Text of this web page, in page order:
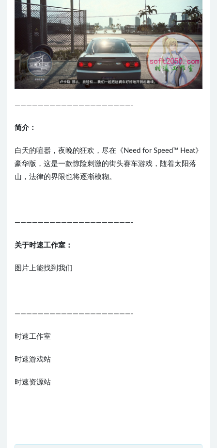
————————————————————-
简介：
白天的喧嚣，夜晚的狂欢，尽在《Need for Speed™ Heat》
豪华版，这是一款惊险刺激的街头赛车游戏，随着太阳落
山，法律的界限也将逐渐模糊。
————————————————————-
关于时速工作室：
图片上能找到我们
————————————————————-
时速工作室
时速游戏站
时速资源站